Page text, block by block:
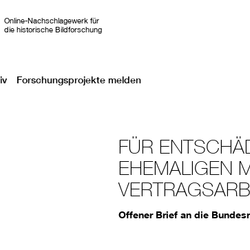
Online-Nachschlagewerk für
die historische Bildforschung
Forschungsprojekte melden
FÜR
EHEMALIGEN
Offener Brief an die